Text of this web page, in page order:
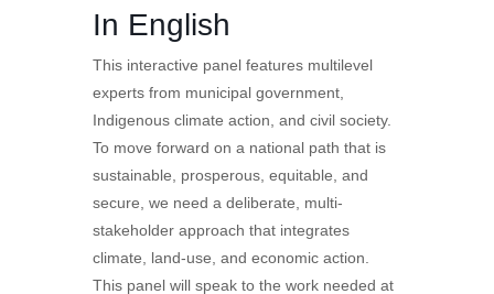
In English
This interactive panel features multilevel
experts from municipal government,
Indigenous climate action, and civil society.
To move forward on a national path that is
sustainable, prosperous, equitable , and
secure, we need a deliberate, multi-
stakeholder approach that integrates
climate, land-use and economic action.
This panel will speak to the work needed at